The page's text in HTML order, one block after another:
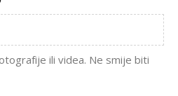
ili videa. Ne smije biti